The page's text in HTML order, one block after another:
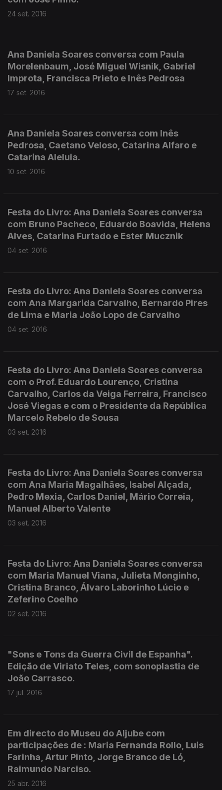
24 set. 2016
Ana Daniela Soares conversa com Paula
Morelenbaum, José Miguel Wisnik, Gabriel
Improta, Francisca Prieto e Inês Pedrosa
17 set. 2016
Ana Daniela Soares conversa com Inês
Pedrosa, Caetano Veloso, Catarina Alfaro e
Catarina Aleluia.
10 set. 2016
Festa do Livro: Ana Daniela Soares conversa
com Bruno Pacheco, Eduardo Boavida, Helena
Alves, Catarina Furtado e Ester Mucznik
04 set. 2016
Festa do Livro: Ana Daniela Soares conversa
com Ana Margarida Carvalho, Bernardo Pires
de Lima e Maria João Lopo de Carvalho
04 set. 2016
Festa do Livro: Ana Daniela Soares conversa
com o Prof. Eduardo Lourenço, Cristina
Carvalho, Carlos da Veiga Ferreira, Francisco
José Viegas e com o Presidente da República
Marcelo Rebelo de Sousa
03 set. 2016
Festa do Livro: Ana Daniela Soares conversa
com Ana Maria Magalhães, Isabel Alçada,
Pedro Mexia, Carlos Daniel, Mário Correia,
Manuel Alberto Valente
03 set. 2016
Festa do Livro: Ana Daniela Soares conversa
com Maria Manuel Viana, Julieta Monginho,
Cristina Branco, Álvaro Laborinho Lúcio e
Zeferino Coelho
02 set. 2016
"Sons e Tons da Guerra Civil de Espanha".
Edição de Viriato Teles, com sonoplastia de
João Carrasco.
17 jul. 2016
Em directo do Museu do Aljube com
participações de : Maria Fernanda Rollo, Luis
Farinha, Artur Pinto, Jorge Branco de Ló,
Raimundo Narciso.
25 abr. 2016